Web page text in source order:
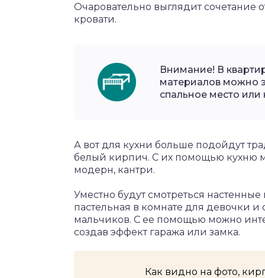
Очаровательно выглядит
кровати.
Внимание! В
материалов можно
спальное место или
А вот для кухни больше подойдут
белый кирпич. С их помощью кухню
модерн, кантри.
Уместно будут смотреться
пастельная в комнате для девочки
мальчиков. С ее помощью можно
создав эффект гаража или замка.
Как видно на фото,